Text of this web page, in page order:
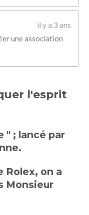
il y a 3 ans
une association
l'esprit
" ; lancé par
Rolex, on a
Monsieur